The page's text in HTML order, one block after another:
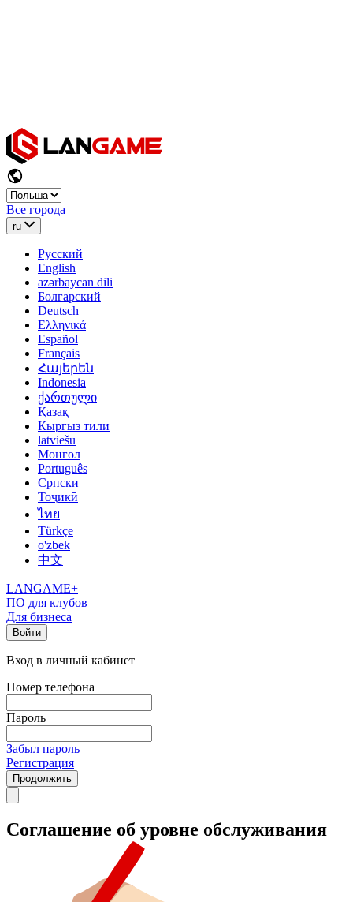
Все города
ru
Русский
English
azərbaycan dili
Болгарский
Deutsch
Ελληνικά
Español
Français
Հայերեն
Indonesia
ქართული
Қазақ
Кыргыз тили
latviešu
Монгол
Português
Српски
Тоҷикӣ
ไทย
Türkçe
o'zbek
中文
LANGAME+
ПО для клубов
Для бизнеса
Войти
Вход в личный кабинет
Номер телефона
Пароль
Забыл пароль
Регистрация
Продолжить
Соглашение об уровне обслуживания